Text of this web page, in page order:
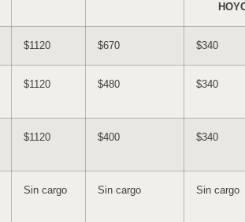
$1120 $670 $340
$1120 $480 $340
$1120 $400 $340
Sin cargo Sin cargo Sin cargo